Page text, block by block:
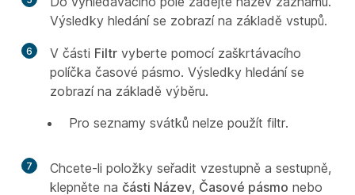
Výsledky hledání se zobrazí na základě vstupů.
6 V části Filtr vyberte pomocí zaškrtávacího
políčka časové pásmo. Výsledky hledání se
zobrazí na základě výběru.
Pro seznamy svátků nelze použít filtr.
7
Chcete-li položky seřadit vzestupně a sestupně,
klepněte na části Název, Časové pásmo nebo